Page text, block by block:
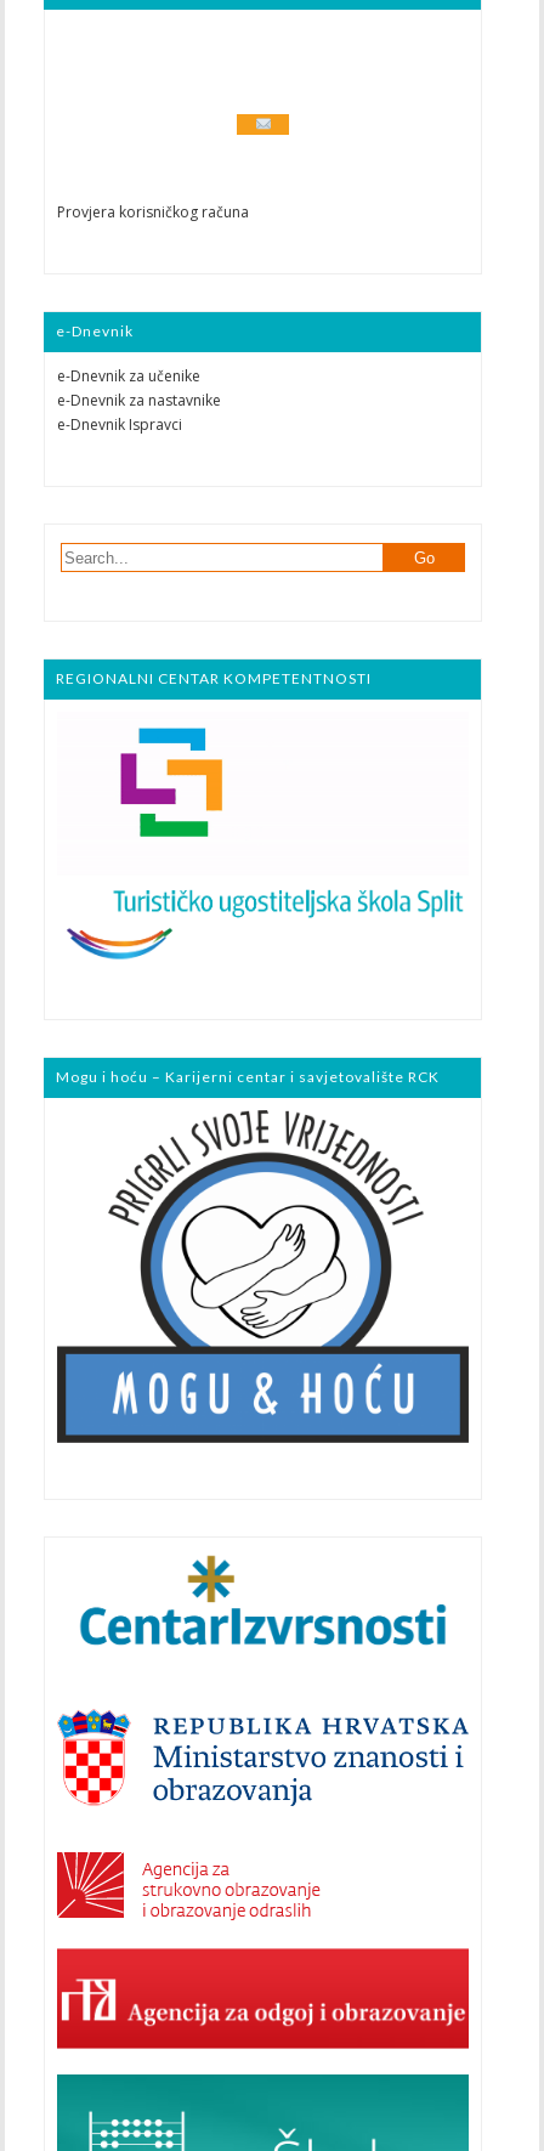
Provjera korisničkog računa
e-Dnevnik
e-Dnevnik za učenike
e-Dnevnik za nastavnike
e-Dnevnik Ispravci
REGIONALNI CENTAR KOMPETENTNOSTI
Mogu i hoću – Karijerni centar i savjetovalište RCK